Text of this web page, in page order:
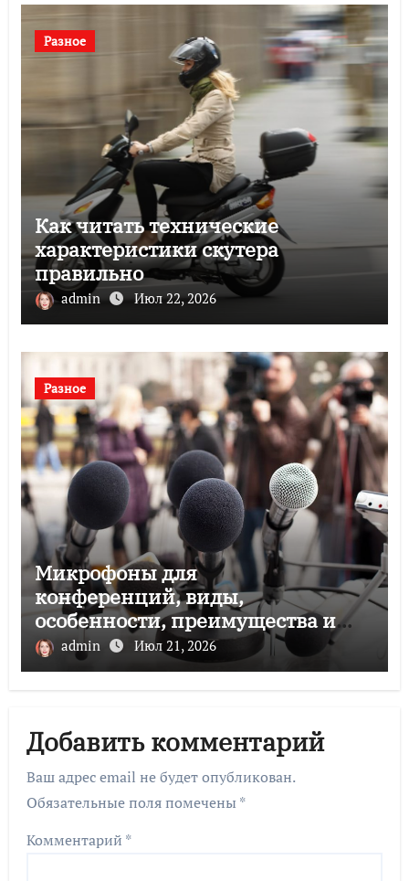
Разное
Как читать технические
характеристики скутера
правильно
admin Июл 22, 2026
Разное
Микрофоны для
конференций, виды,
особенности, преимущества и
советы по выбору
admin Июл 21, 2026
Добавить комментарий
Ваш адрес email не будет опубликован.
Обязательные поля помечены *
Комментарий *